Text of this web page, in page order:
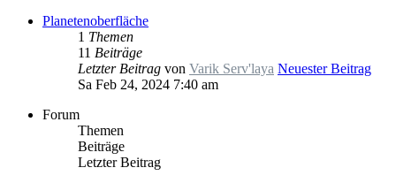
Planetenoberfläche
1 Themen
11 Beiträge
Letzter Beitrag von Varik Serv'laya Neuester Beitrag
Sa Feb 24, 2024 7:40 am
Forum
Themen
Beiträge
Letzter Beitrag